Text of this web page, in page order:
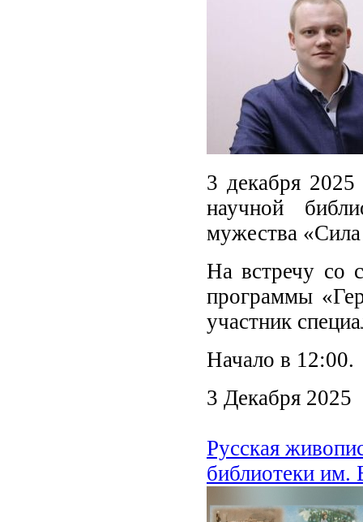
3 декабря 2025
научной
мужества
На встречу со
программы
участник
Начало в 12:00.
3 Декабря 2025
Русская
библиотеки им.